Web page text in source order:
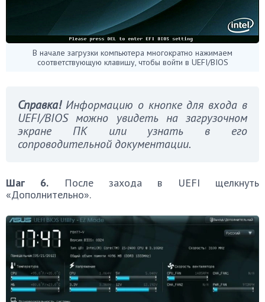
В начале загрузки компьютера многократно нажимаем
соответствующую клавишу, чтобы войти в UEFI/BIOS
Справка! Информацию о кнопке для входа в
UEFI/BIOS можно увидеть на загрузочном
экране ПК или узнать в его
сопроводительной документации.
Шаг 6. После захода в UEFI щелкнуть
«Дополнительно».